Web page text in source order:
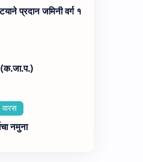
प्रदान जमिनी वर्ग १
नमुना